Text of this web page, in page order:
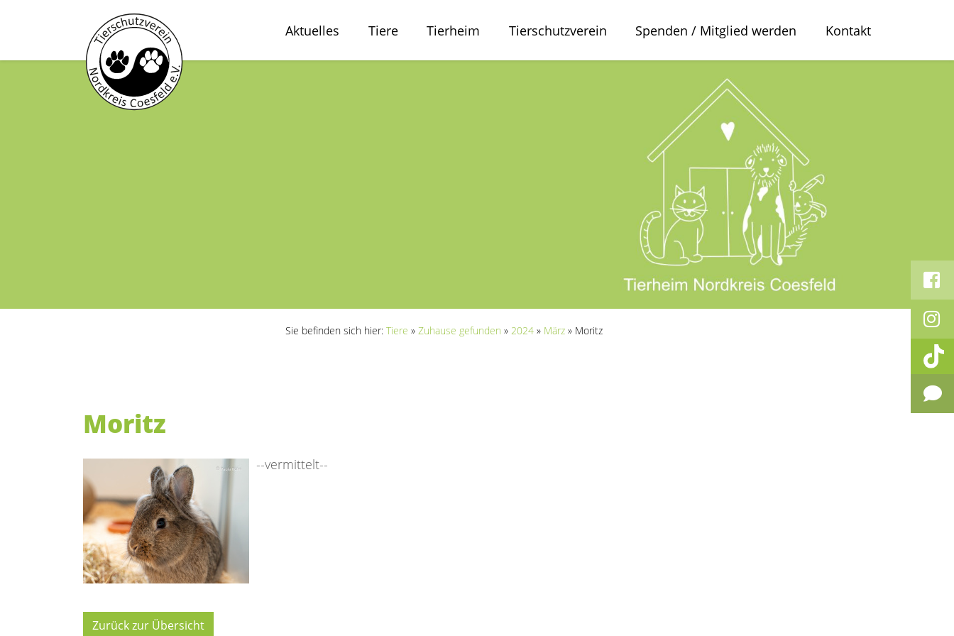
Aktuelles Tiere Tierheim Tierschutzverein Spenden / Mitglied werden Kontakt
Sie befinden sich hier: Tiere » Zuhause gefunden » 2024 » März » Moritz
Moritz
--vermittelt--
Zurück zur Übersicht